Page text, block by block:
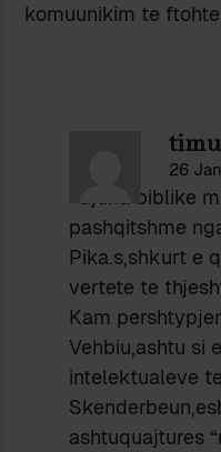
komuunikim te
26
“Gjuha biblike
pashqitshme
Pika.s,shkurt e
vertete te
Kam
Vehbiu,ashtu si
intelektualeve
ashtuquajtures